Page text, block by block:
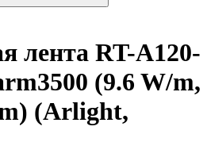
лента RT-A120-
(9.6 W/m,
(Arlight,